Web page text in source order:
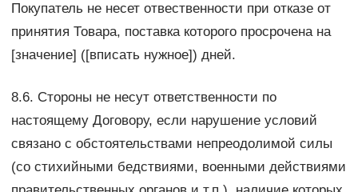
Покупатель не несет отвественности при отказе от
принятия Товара, поставка которого просрочена на
[значение] ([вписать нужное]) дней.
8.6. Стороны не несут ответственности по
настоящему Договору, если нарушение условий
связано с обстоятельствами непреодолимой силы
(со стихийными бедствиями, военными действиями